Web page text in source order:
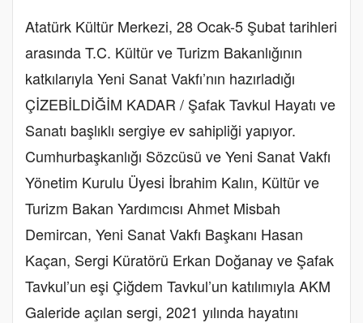
Atatürk Kültür Merkezi, 28 Ocak-5 Şubat tarihleri
arasında T.C. Kültür ve Turizm Bakanlığının
katkılarıyla Yeni Sanat Vakfı’nın hazırladığı
ÇİZEBİLDİĞİM KADAR / Şafak Tavkul Hayatı ve
Sanatı başlıklı sergiye ev sahipliği yapıyor.
Cumhurbaşkanlığı Sözcüsü ve Yeni Sanat Vakfı
Yönetim Kurulu Üyesi İbrahim Kalın, Kültür ve
Turizm Bakan Yardımcısı Ahmet Misbah
Demircan, Yeni Sanat Vakfı Başkanı Hasan
Kaçan, Sergi Küratörü Erkan Doğanay ve Şafak
Tavkul’un eşi Çiğdem Tavkul’un katılımıyla AKM
Galeride açılan sergi, 2021 yılında hayatını